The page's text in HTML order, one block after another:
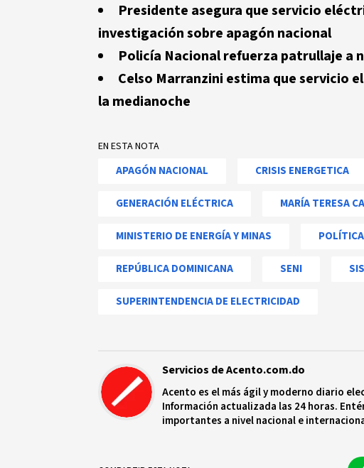
Presidente asegura que servicio
investigación sobre apagón nacional
Policía Nacional refuerza patrullaje a
Celso Marranzini estima que servicio
la medianoche
EN ESTA NOTA
APAGÓN NACIONAL CRISIS ENERGETICA
GENERACIÓN ELÉCTRICA MARÍA TERESA
MINISTERIO DE ENERGÍA Y MINAS
REPÚBLICA DOMINICANA SENI
SUPERINTENDENCIA DE ELECTRICIDAD
Servicios de Acento.com.do
Acento es el más ágil y moderno diario
Información actualizada las 24 horas.
importantes a nivel nacional e